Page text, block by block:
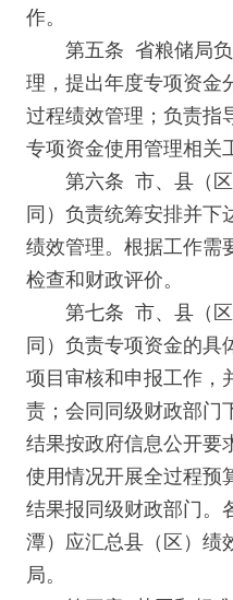
作。
第五条 省粮储局负
理，提出年度专项资金
过程绩效管理；负责指
专项资金使用管理相关
第六条 市、县（区
同）负责统筹安排并下
绩效管理。根据工作需
检查和财政评价。
第七条 市、县（区
同）负责专项资金的具
项目审核和申报工作，
责；会同同级财政部门
结果按政府信息公开要
使用情况开展全过程预
结果报同级财政部门。
潭）应汇总县（区）绩
局。